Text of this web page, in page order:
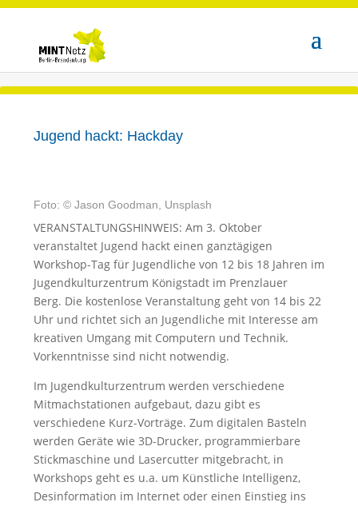
Jugend hackt: Hackday
Foto: © Jason Goodman, Unsplash
VERANSTALTUNGSHINWEIS: Am 3. Oktober
veranstaltet Jugend hackt einen ganztägigen
Workshop-Tag für Jugendliche von 12 bis 18 Jahren im
Jugendkulturzentrum Königstadt im Prenzlauer
Berg. Die kostenlose Veranstaltung geht von 14 bis 22
Uhr und richtet sich an Jugendliche mit Interesse am
kreativen Umgang mit Computern und Technik.
Vorkenntnisse sind nicht notwendig.
Im Jugendkulturzentrum werden verschiedene
Mitmachstationen aufgebaut, dazu gibt es
verschiedene Kurz-Vorträge. Zum digitalen Basteln
werden Geräte wie 3D-Drucker, programmierbare
Stickmaschine und Lasercutter mitgebracht, in
Workshops geht es u.a. um Künstliche Intelligenz,
Desinformation im Internet oder einen Einstieg ins